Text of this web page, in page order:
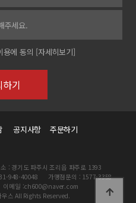
용에 동의 [자세히보기]
공지사항 주문하기
: 경기도 파주시 조리읍 파주로 1393
948-40048
가맹점문의 : 1577-3358
이메일 :ch600@naver.com
스 All Rights Reserved.